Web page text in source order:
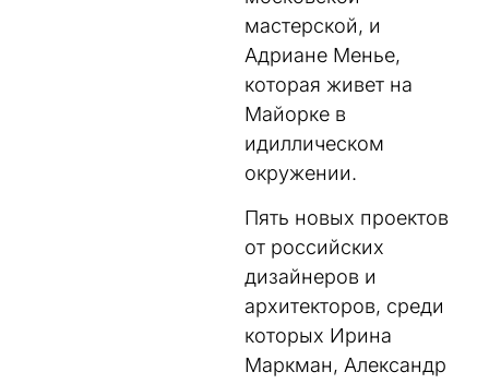
мастерской, и
Адриане Менье,
которая живет на
Майорке в
идиллическом
окружении.
Пять новых проектов
от российских
дизайнеров и
архитекторов, среди
которых Ирина
Маркман, Александр